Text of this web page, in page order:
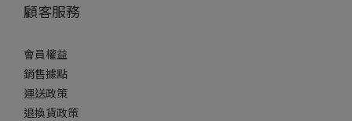
顧客服務
會員權益
銷售據點
運送政策
退換貨政策